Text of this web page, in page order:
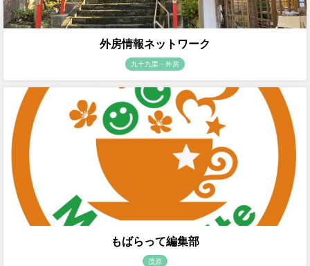
外房情報ネットワーク
九十九里・外房
もばらって編集部
茂原